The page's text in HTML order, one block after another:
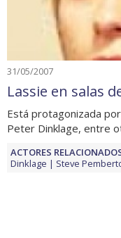
31/05/2007
Lassie en salas
Está protagonizada
Peter Dinklage, entre
ACTORES
Dinklage
Steve